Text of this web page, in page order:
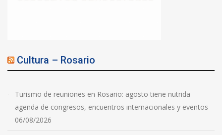
Cultura – Rosario
Turismo de reuniones en Rosario: agosto tiene nutrida
agenda de congresos, encuentros internacionales y eventos
06/08/2026